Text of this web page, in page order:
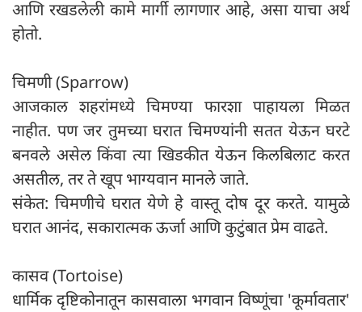
आणि रखडलेली कामे मार्गी लागणार आहे, असा याचा अर्थ
होतो.
चिमणी (Sparrow)
आजकाल शहरांमध्ये चिमण्या फारशा पाहायला मिळत
नाहीत. पण जर तुमच्या घरात चिमण्यांनी सतत येऊन घरटे
बनवले असेल किंवा त्या खिडकीत येऊन किलबिलाट करत
असतील, तर ते खूप भाग्यवान मानले जाते.
संकेत: चिमणीचे घरात येणे हे वास्तू दोष दूर करते. यामुळे
घरात आनंद, सकारात्मक ऊर्जा आणि कुटुंबात प्रेम वाढते.
कासव (Tortoise)
धार्मिक दृष्टिकोनातून कासवाला भगवान विष्णूंचा 'कूर्मावतार'